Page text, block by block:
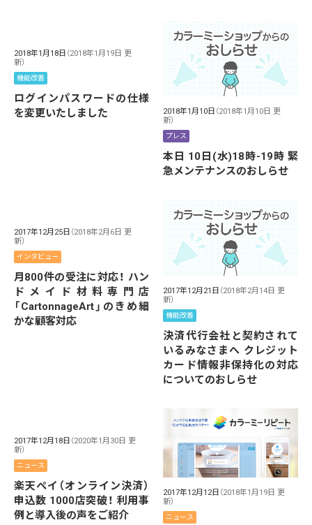
2018年1月18日 （2018年1月19日 更
新）
機能改善
ログインパスワードの仕様
を変更いたしました
2018年1月10日 （2018年1月10日 更
新）
プレス
本日 10日(水)18時-19時 緊
急メンテナンスのおしらせ
2017年12月25日 （2018年2月6日 更
新）
インタビュー
月800件の受注に対応！ ハン
ドメイド材料専門店
「CartonnageArt」のきめ細
かな顧客対応
2017年12月21日 （2018年2月14日 更
新）
機能改善
決済代行会社と契約されて
いるみなさまへ クレジット
カード情報非保持化の対応
についてのおしらせ
2017年12月18日 （2020年1月30日 更
新）
ニュース
楽天ペイ（オンライン決済）
申込数 1000店突破！ 利用事
例と導入後の声をご紹介
2017年12月12日 （2018年1月19日 更
新）
ニュース